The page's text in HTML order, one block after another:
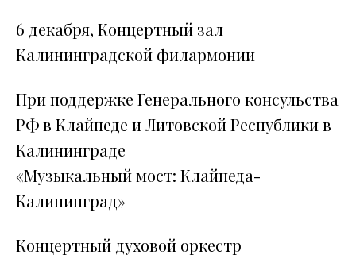
6 декабря, Концертный зал
Калининградской филармонии
При поддержке Генерального консульства
РФ в Клайпеде и Литовской Республики в
Калининграде
«Музыкальный мост: Клайпеда-
Калининград»
Концертный духовой оркестр